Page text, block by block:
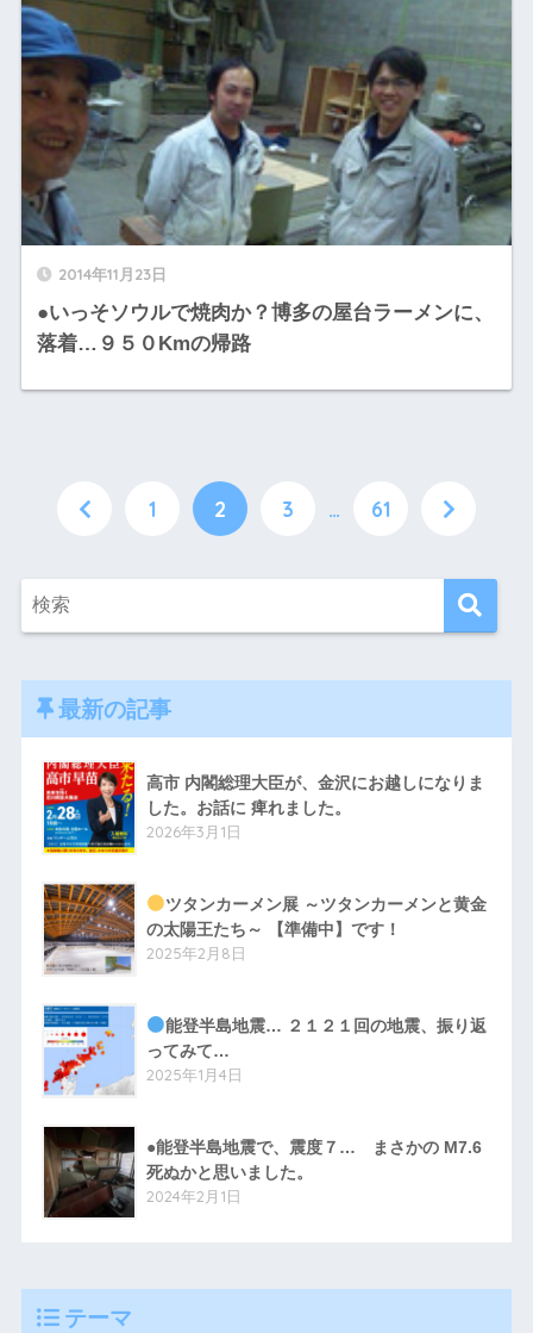
2014年11月23日
●いっそソウルで焼肉か？博多の屋台ラーメンに、
落着…９５０Kmの帰路
1 2 3 … 61
最新の記事
高市 内閣総理大臣が、金沢にお越しになりま
した。お話に 痺れました。
2026年3月1日
ツタンカーメン展 ～ツタンカーメンと黄金
の太陽王たち～ 【準備中】です！
2025年2月8日
能登半島地震… ２１２１回の地震、振り返
ってみて…
2025年1月4日
●能登半島地震で、震度７… まさかの M7.6
死ぬかと思いました。
2024年2月1日
テーマ